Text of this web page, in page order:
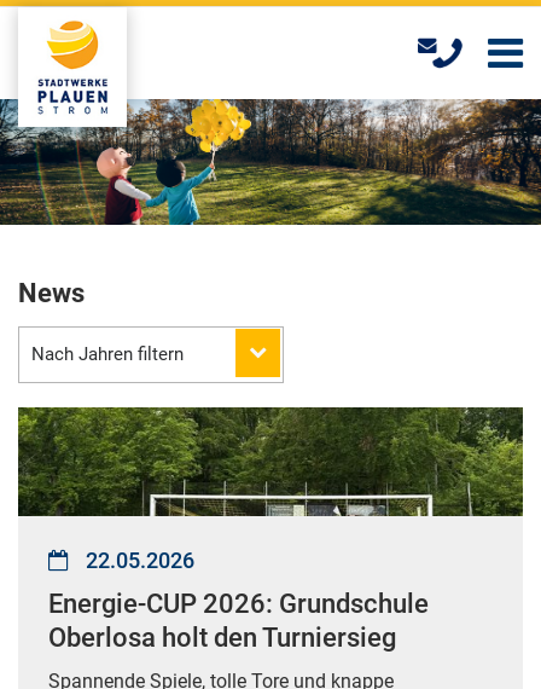
Skip
content
News
Nach Jahren filtern
22.05.2026
Energie-CUP 2026: Grundschule
Oberlosa holt den Turniersieg
Spannende Spiele, tolle Tore und knappe